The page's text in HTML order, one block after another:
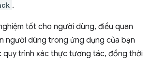
.
tốt cho người dùng, điều quan
người dùng trong ứng dụng của bạn
quy trình xác thực tương tác, đồng thời